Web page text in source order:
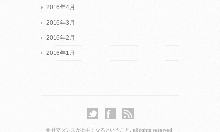
2016年4月
2016年3月
2016年2月
2016年1月
© 社交ダンスが上手くなるということ. all rights reserved.